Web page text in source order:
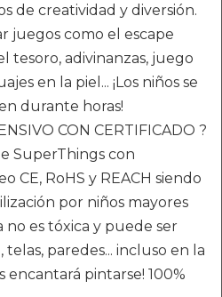
de creatividad y diversión.
juegos como el escape
tesoro, adivinanzas, juego
en la piel... ¡Los niños se
durante horas!
CON CERTIFICADO ?
SuperThings con
CE, RoHS y REACH siendo
por niños mayores
no es tóxica y puede ser
paredes... incluso en la
encantará pintarse! 100%